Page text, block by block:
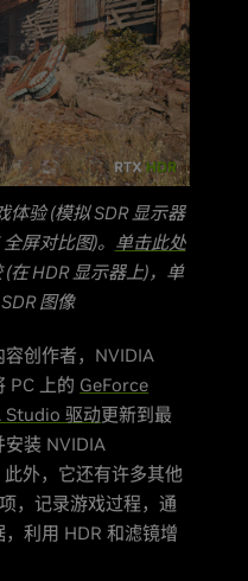
体验 (模拟 SDR 显示器
屏对比图)。 单击此处
在 HDR 显示器上)，单
图像
创作者，NVIDIA
PC 上的 GeForce
Studio 驱动更新到最
安装 NVIDIA
外，它还有许多其他
，记录游戏过程，通
利用 HDR 和滤镜增